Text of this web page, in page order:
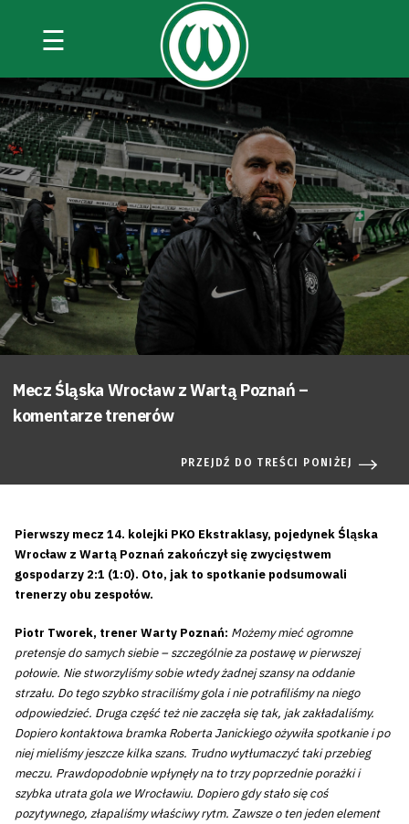
☰
Mecz Śląska Wrocław z Wartą Poznań –
komentarze trenerów
PRZEJDŹ DO TREŚCI PONIŻEJ
Pierwszy mecz 14. kolejki PKO Ekstraklasy, pojedynek Śląska
Wrocław z Wartą Poznań zakończył się zwycięstwem
gospodarzy 2:1 (1:0). Oto, jak to spotkanie podsumowali
trenerzy obu zespołów.
Piotr Tworek, trener Warty Poznań: Możemy mieć ogromne
pretensje do samych siebie – szczególnie za postawę w pierwszej
połowie. Nie stworzyliśmy sobie wtedy żadnej szansy na oddanie
strzału. Do tego szybko straciliśmy gola i nie potrafiliśmy na niego
odpowiedzieć. Druga część też nie zaczęła się tak, jak zakładaliśmy.
Dopiero kontaktowa bramka Roberta Janickiego ożywiła spotkanie i po
niej mieliśmy jeszcze kilka szans. Trudno wytłumaczyć taki przebieg
meczu. Prawdopodobnie wpłynęły na to trzy poprzednie porażki i
szybka utrata gola we Wrocławiu. Dopiero gdy stało się coś
pozytywnego, złapaliśmy właściwy rytm. Zawsze o ten jeden element